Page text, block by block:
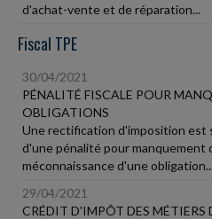
d'achat-vente et de réparation...
Fiscal TPE
30/04/2021
PÉNALITÉ FISCALE POUR
OBLIGATIONS
Une rectification d'imposition est
d'une pénalité pour manquement
méconnaissance d'une obligation...
29/04/2021
CRÉDIT D'IMPÔT DES MÉTIERS